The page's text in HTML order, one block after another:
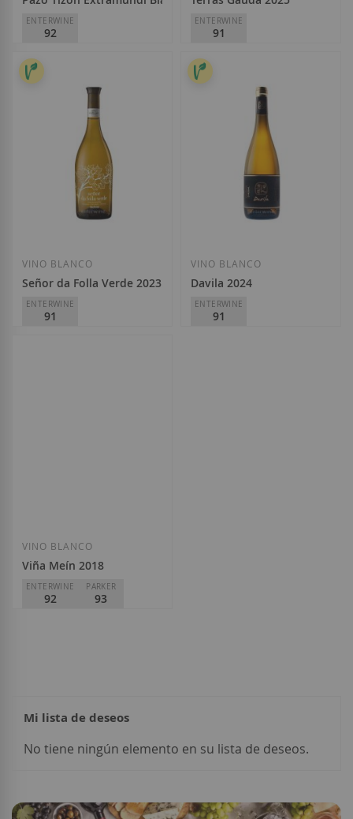
ENTERWINE
92
Pazo Tizón
D.O.
Añadir a la Lista de Deseos
ENTERWINE
91
Terras Gauda
D.O.
Añadir a la Lista
VINO BLANCO
Señor da Folla Verde 2023
ENTERWINE
91
VINO BLANCO
Davila 2024
ENTERWINE
91
VINO BLANCO
Viña Meín 2018
ENTERWINE
92
PARKER
93
Mi lista de deseos
No tiene ningún elemento en su lista de deseos.